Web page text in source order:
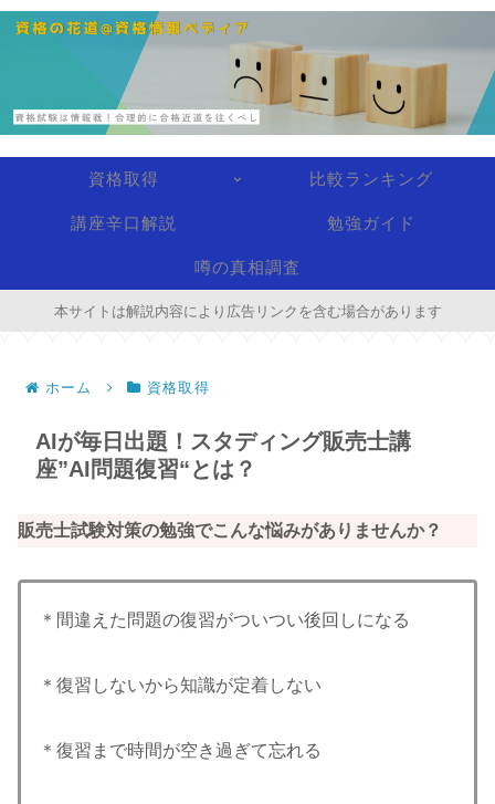
資格取得 比較ランキング
講座辛口解説 勉強ガイド
噂の真相調査
本サイトは解説内容により広告リンクを含む場合があります
ホーム 資格取得
AIが毎日出題！スタディング販売士講
座”AI問題復習“とは？
販売士試験対策の勉強でこんな悩みがありませんか？
＊間違えた問題の復習がついつい後回しになる
＊復習しないから知識が定着しない
＊復習まで時間が空き過ぎて忘れる